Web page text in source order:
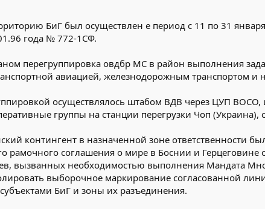
БиГ был осуществлен е период с 11 по 31
года № 772-1СФ.
перегруппировка овдбр МС в район выполнения
авиацией, железнодорожным транспортом
осуществлялось штабом ВДВ через ЦУП
группы на станции перегрузки Чоп (Украина),
контингент в назначенной зоне ответственности
соглашения о мире в Боснии и Герцеговине
вызванных необходимостью выполнения Мандата
выборочное маркирование согласованной
БиГ и зоны их разъединения.